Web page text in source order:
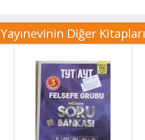
Yayınevinin Diğer Kitapları